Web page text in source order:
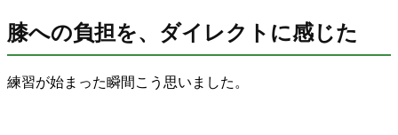
膝への負担を、ダイレクトに感じた
練習が始まった瞬間こう思いました。